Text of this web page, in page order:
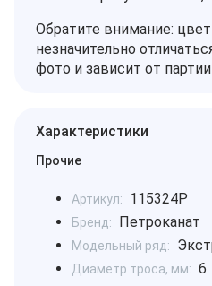
Обратите внимание:
незначительно
фото и зависит от
Характеристики
Прочие
Артикул: 115324P
Бренд: Петроканат
Модельный ряд:
Диаметр троса, мм: 6